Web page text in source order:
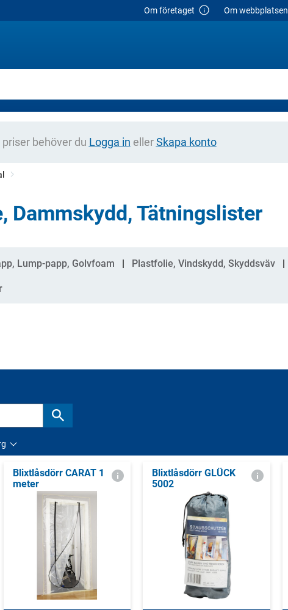
Om företaget Om webbplatsen
behöver du Logga in ellerSkapa konto
Dammskydd, Tätningslister
Lump-papp, Golvfoam Plastfolie, Vindskydd, Skyddsväv
Blixtlåsdörr CARAT 1
meter
Blixtlåsdörr GLÜCK
5002